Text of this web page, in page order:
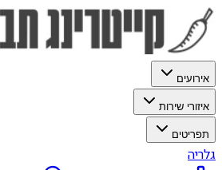
אירועים
איזורי שירות
תפריטים
גלריה